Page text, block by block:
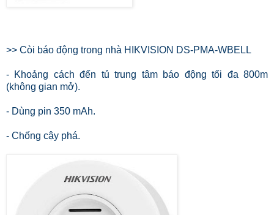
>> Còi báo động trong nhà HIKVISION DS-PMA-WBELL
- Khoảng cách đến tủ trung tâm báo động tối đa 800m
(không gian mở).
- Dùng pin 350 mAh.
- Chống cậy phá.